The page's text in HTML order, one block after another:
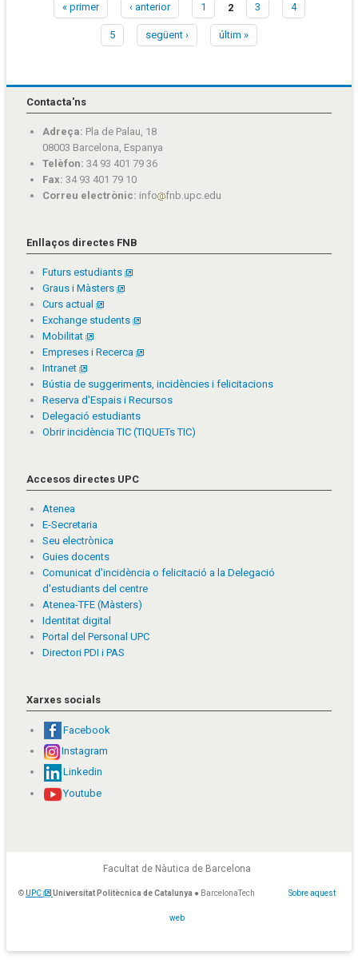
Pàgines
« primer ‹ anterior 1 2 3 4
5 següent › últim »
Contacta'ns
Adreça: Pla de Palau, 18
08003 Barcelona, Espanya
Telèfon: 34 93 401 79 36
Fax: 34 93 401 79 10
Correu electrònic: info fnb.upc.edu
Enllaços directes FNB
Futurs estudiants
Graus i Màsters
Curs actual
Exchange students
Mobilitat
Empreses i Recerca
Intranet
Bústia de suggeriments, incidències i felicitacions
Reserva d'Espais i Recursos
Delegació estudiants
Obrir incidència TIC (TIQUETs TIC)
Accesos directes UPC
Atenea
E-Secretaria
Seu electrònica
Guies docents
Comunicat d'incidència o felicitació a la Delegació
d'estudiants del centre
Atenea-TFE (Màsters)
Identitat digital
Portal del Personal UPC
Directori PDI i PAS
Xarxes socials
Facebook
Instagram
Linkedin
Youtube
Facultat de Nàutica de Barcelona
© UPC Universitat Politècnica de Catalunya ● BarcelonaTech Sobre aquest
web